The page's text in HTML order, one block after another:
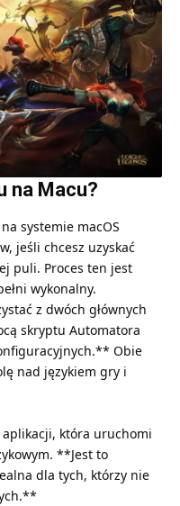
na Macu?
systemie macOS
jeśli chcesz uzyskać
puli. Proces ten jest
wykonalny.
z dwóch głównych
skryptu Automatora
Obie
nad językiem gry i
która uruchomi
**Jest to
dla tych, którzy nie